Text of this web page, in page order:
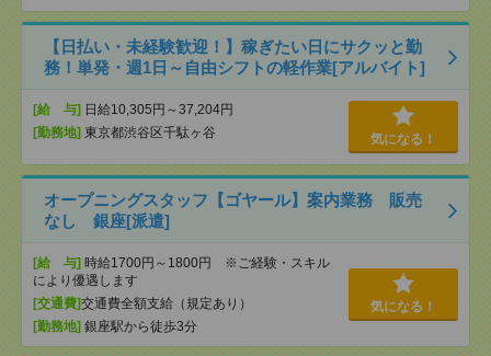
【日払い・未経験歓迎！】稼ぎたい日にサクッと勤
務！単発・週1日～自由シフトの軽作業[アルバイト]
[給 与] 日給10,305円～37,204円
[勤務地] 東京都渋谷区千駄ヶ谷 気になる！
オープニングスタッフ【ゴヤール】案内業務 販売
なし 銀座[派遣]
[給 与] 時給1700円～1800円 ※ご経験・スキル
により優遇します
[交通費]交通費全額支給（規定あり）
[勤務地] 銀座駅から徒歩3分
気になる！